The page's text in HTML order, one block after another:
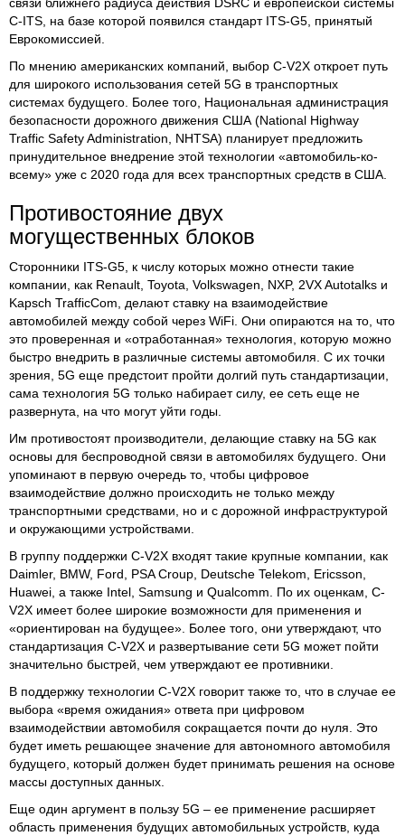
C-ITS, на базе которой появился стандарт ITS-G5, принятый
Еврокомиссией.
По мнению американских компаний, выбор C-V2X откроет путь
для широкого использования сетей 5G в транспортных
системах будущего. Более того, Национальная администрация
безопасности дорожного движения США (National Highway
Traffic Safety Administration, NHTSA) планирует предложить
принудительное внедрение этой технологии «автомобиль-ко-
всему» уже с 2020 года для всех транспортных средств в США.
Противостояние двух
могущественных блоков
Сторонники ITS-G5, к числу которых можно отнести такие
компании, как Renault, Toyota, Volkswagen, NXP, 2VX Autotalks и
Kapsch TrafficCom, делают ставку на взаимодействие
автомобилей между собой через WiFi. Они опираются на то, что
это проверенная и «отработанная» технология, которую можно
быстро внедрить в различные системы автомобиля. С их точки
зрения, 5G еще предстоит пройти долгий путь стандартизации,
сама технология 5G только набирает силу, ее сеть еще не
развернута, на что могут уйти годы.
Им противостоят производители, делающие ставку на 5G как
основы для беспроводной связи в автомобилях будущего. Они
упоминают в первую очередь то, чтобы цифровое
взаимодействие должно происходить не только между
транспортными средствами, но и с дорожной инфраструктурой
и окружающими устройствами.
В группу поддержки C-V2X входят такие крупные компании, как
Daimler, BMW, Ford, PSA Croup, Deutsche Telekom, Ericsson,
Huawei, а также Intel, Samsung и Qualcomm. По их оценкам, C-
V2X имеет более широкие возможности для применения и
«ориентирован на будущее». Более того, они утверждают, что
стандартизация C-V2X и развертывание сети 5G может пойти
значительно быстрей, чем утверждают ее противники.
В поддержку технологии C-V2X говорит также то, что в случае ее
выбора «время ожидания» ответа при цифровом
взаимодействии автомобиля сокращается почти до нуля. Это
будет иметь решающее значение для автономного автомобиля
будущего, который должен будет принимать решения на основе
массы доступных данных.
Еще один аргумент в пользу 5G – ее применение расширяет
область применения будущих автомобильных устройств, куда